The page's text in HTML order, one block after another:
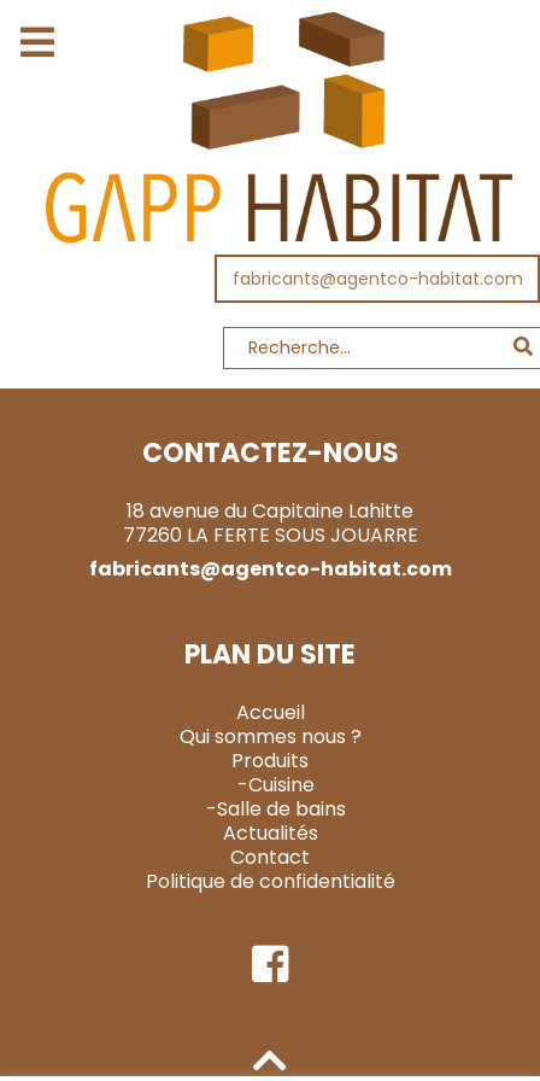
fabricants@agentco-habitat.com
CONTACTEZ-NOUS
18 avenue du Capitaine Lahitte
77260 LA FERTE SOUS JOUARRE
fabricants@agentco-habitat.com
PLAN DU SITE
Accueil
Qui sommes nous ?
Produits
-Cuisine
-Salle de bains
Actualités
Contact
Politique de confidentialité